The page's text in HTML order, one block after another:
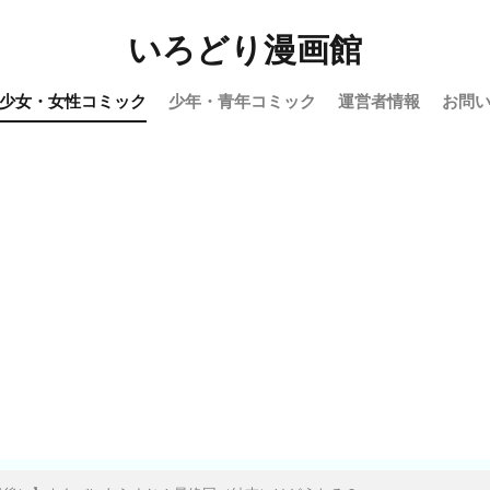
いろどり漫画館
少女・女性コミック 少年・青年コミック 運営者情報 お問